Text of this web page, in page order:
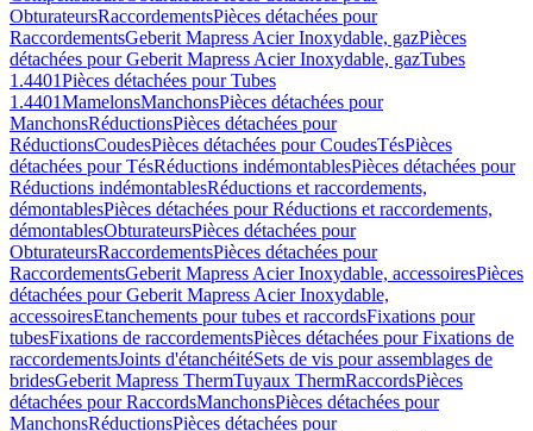
ObturateursRaccordementsPièces détachées pour
RaccordementsGeberit Mapress Acier Inoxydable, gazPièces
détachées pour Geberit Mapress Acier Inoxydable, gazTubes
1.4401Pièces détachées pour Tubes
1.4401MamelonsManchonsPièces détachées pour
ManchonsRéductionsPièces détachées pour
RéductionsCoudesPièces détachées pour CoudesTésPièces
détachées pour TésRéductions indémontablesPièces détachées pour
Réductions indémontablesRéductions et raccordements,
démontablesPièces détachées pour Réductions et raccordements,
démontablesObturateursPièces détachées pour
ObturateursRaccordementsPièces détachées pour
RaccordementsGeberit Mapress Acier Inoxydable, accessoiresPièces
détachées pour Geberit Mapress Acier Inoxydable,
accessoiresEtanchements pour tubes et raccordsFixations pour
tubesFixations de raccordementsPièces détachées pour Fixations de
raccordementsJoints d'étanchéitéSets de vis pour assemblages de
bridesGeberit Mapress ThermTuyaux ThermRaccordsPièces
détachées pour RaccordsManchonsPièces détachées pour
ManchonsRéductionsPièces détachées pour